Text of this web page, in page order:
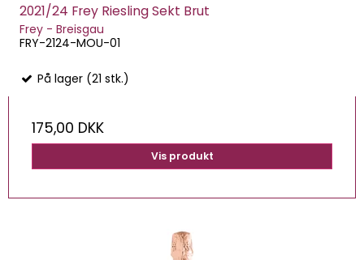
2021/24 Frey Riesling Sekt Brut
Frey - Breisgau
FRY-2124-MOU-01
På lager (21 stk.)
175,00 DKK
Vis produkt